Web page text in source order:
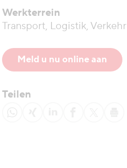
Werkterrein
Transport, Logistik, Verkehr
Meld u nu online aan
Teilen